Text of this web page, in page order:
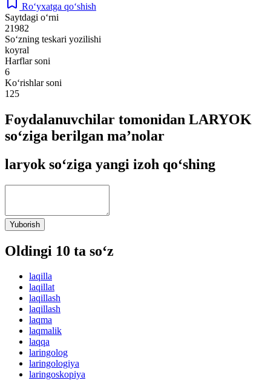
Ro‘yxatga qo‘shish
Saytdagi o‘rni
21982
So‘zning teskari yozilishi
koyral
Harflar soni
6
Ko‘rishlar soni
125
Foydalanuvchilar tomonidan LARYOK
so‘ziga berilgan ma’nolar
laryok so‘ziga yangi izoh qo‘shing
Yuborish
Oldingi 10 ta so‘z
laqilla
laqillat
laqillash
laqillash
laqma
laqmalik
laqqa
laringolog
laringologiya
laringoskopiya